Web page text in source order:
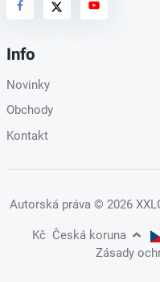
Info
Novinky
Obchody
Kontakt
Autorská práva © 2026
Kč Česká koruna
Zásady